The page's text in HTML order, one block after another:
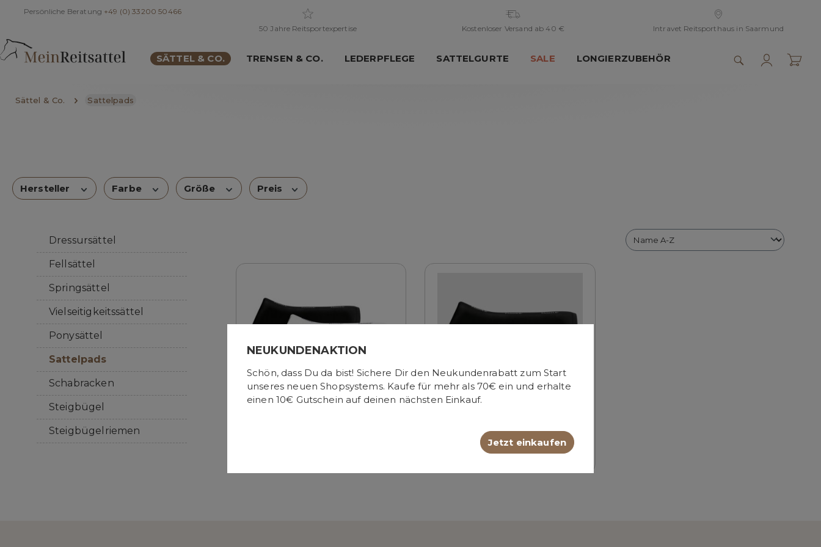
Zur Hauptnavigation springen
Persönliche Beratung +49 (0) 33200 50466
50 Jahre Reitsportexpertise
Kostenloser Versand ab 40 € Intravet Reitsporthaus in Saarmund
SÄTTEL & CO. TRENSEN & CO. LEDERPFLEGE SATTELGURTE SALE LONGIERZUBEHÖR
NEUKUNDENAKTION
Schön, dass Du da bist! Sichere Dir den Neukundenrabatt zum Start
unseres neuen Shopsystems. Kaufe für mehr als 70€ ein und erhalte
einen 10€ Gutschein auf deinen nächsten Einkauf.
Jetzt einkaufen
Sättel & Co. Sattelpads
Hersteller Farbe Größe Preis
Dressursättel
Fellsättel
Springsättel
Vielseitigkeitssättel
Ponysättel
Sattelpads
Schabracken
Steigbügel
Steigbügelriemen
Trapezmuskelentlastungspad
149,00 €*